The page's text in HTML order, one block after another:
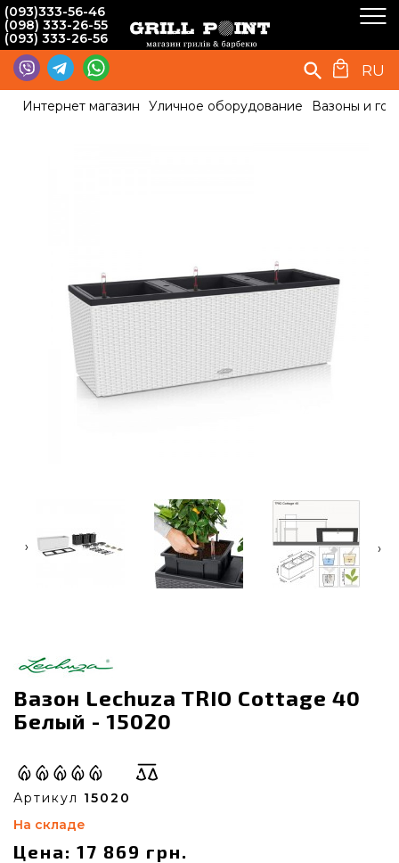
(093)333-56-46
(098) 333-26-55
(093) 333-26-56
RU
Интернет магазин Уличное оборудование Вазоны и
‹ ›
Вазон Lechuza TRIO Cottage 40
Белый - 15020
Артикул 15020
На складе
Цена: 17 869 грн.